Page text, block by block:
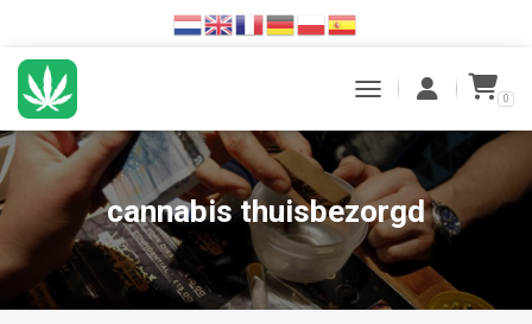
TOGGLE NAVIGATION0
cannabis thuisbezorgd